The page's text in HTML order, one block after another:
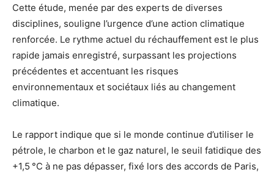
Cette étude, menée par des experts de diverses
disciplines, souligne l’urgence d’une action climatique
renforcée. Le rythme actuel du réchauffement est le plus
rapide jamais enregistré, surpassant les projections
précédentes et accentuant les risques
environnementaux et sociétaux liés au changement
climatique.
Le rapport indique que si le monde continue d’utiliser le
pétrole, le charbon et le gaz naturel, le seuil fatidique des
+1,5 °C à ne pas dépasser, fixé lors des accords de Paris,